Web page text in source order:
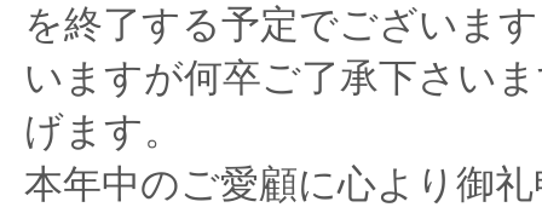
を終了する予定でございま
いますが何卒ご了承下さい
げます。
本年中のご愛顧に心より御